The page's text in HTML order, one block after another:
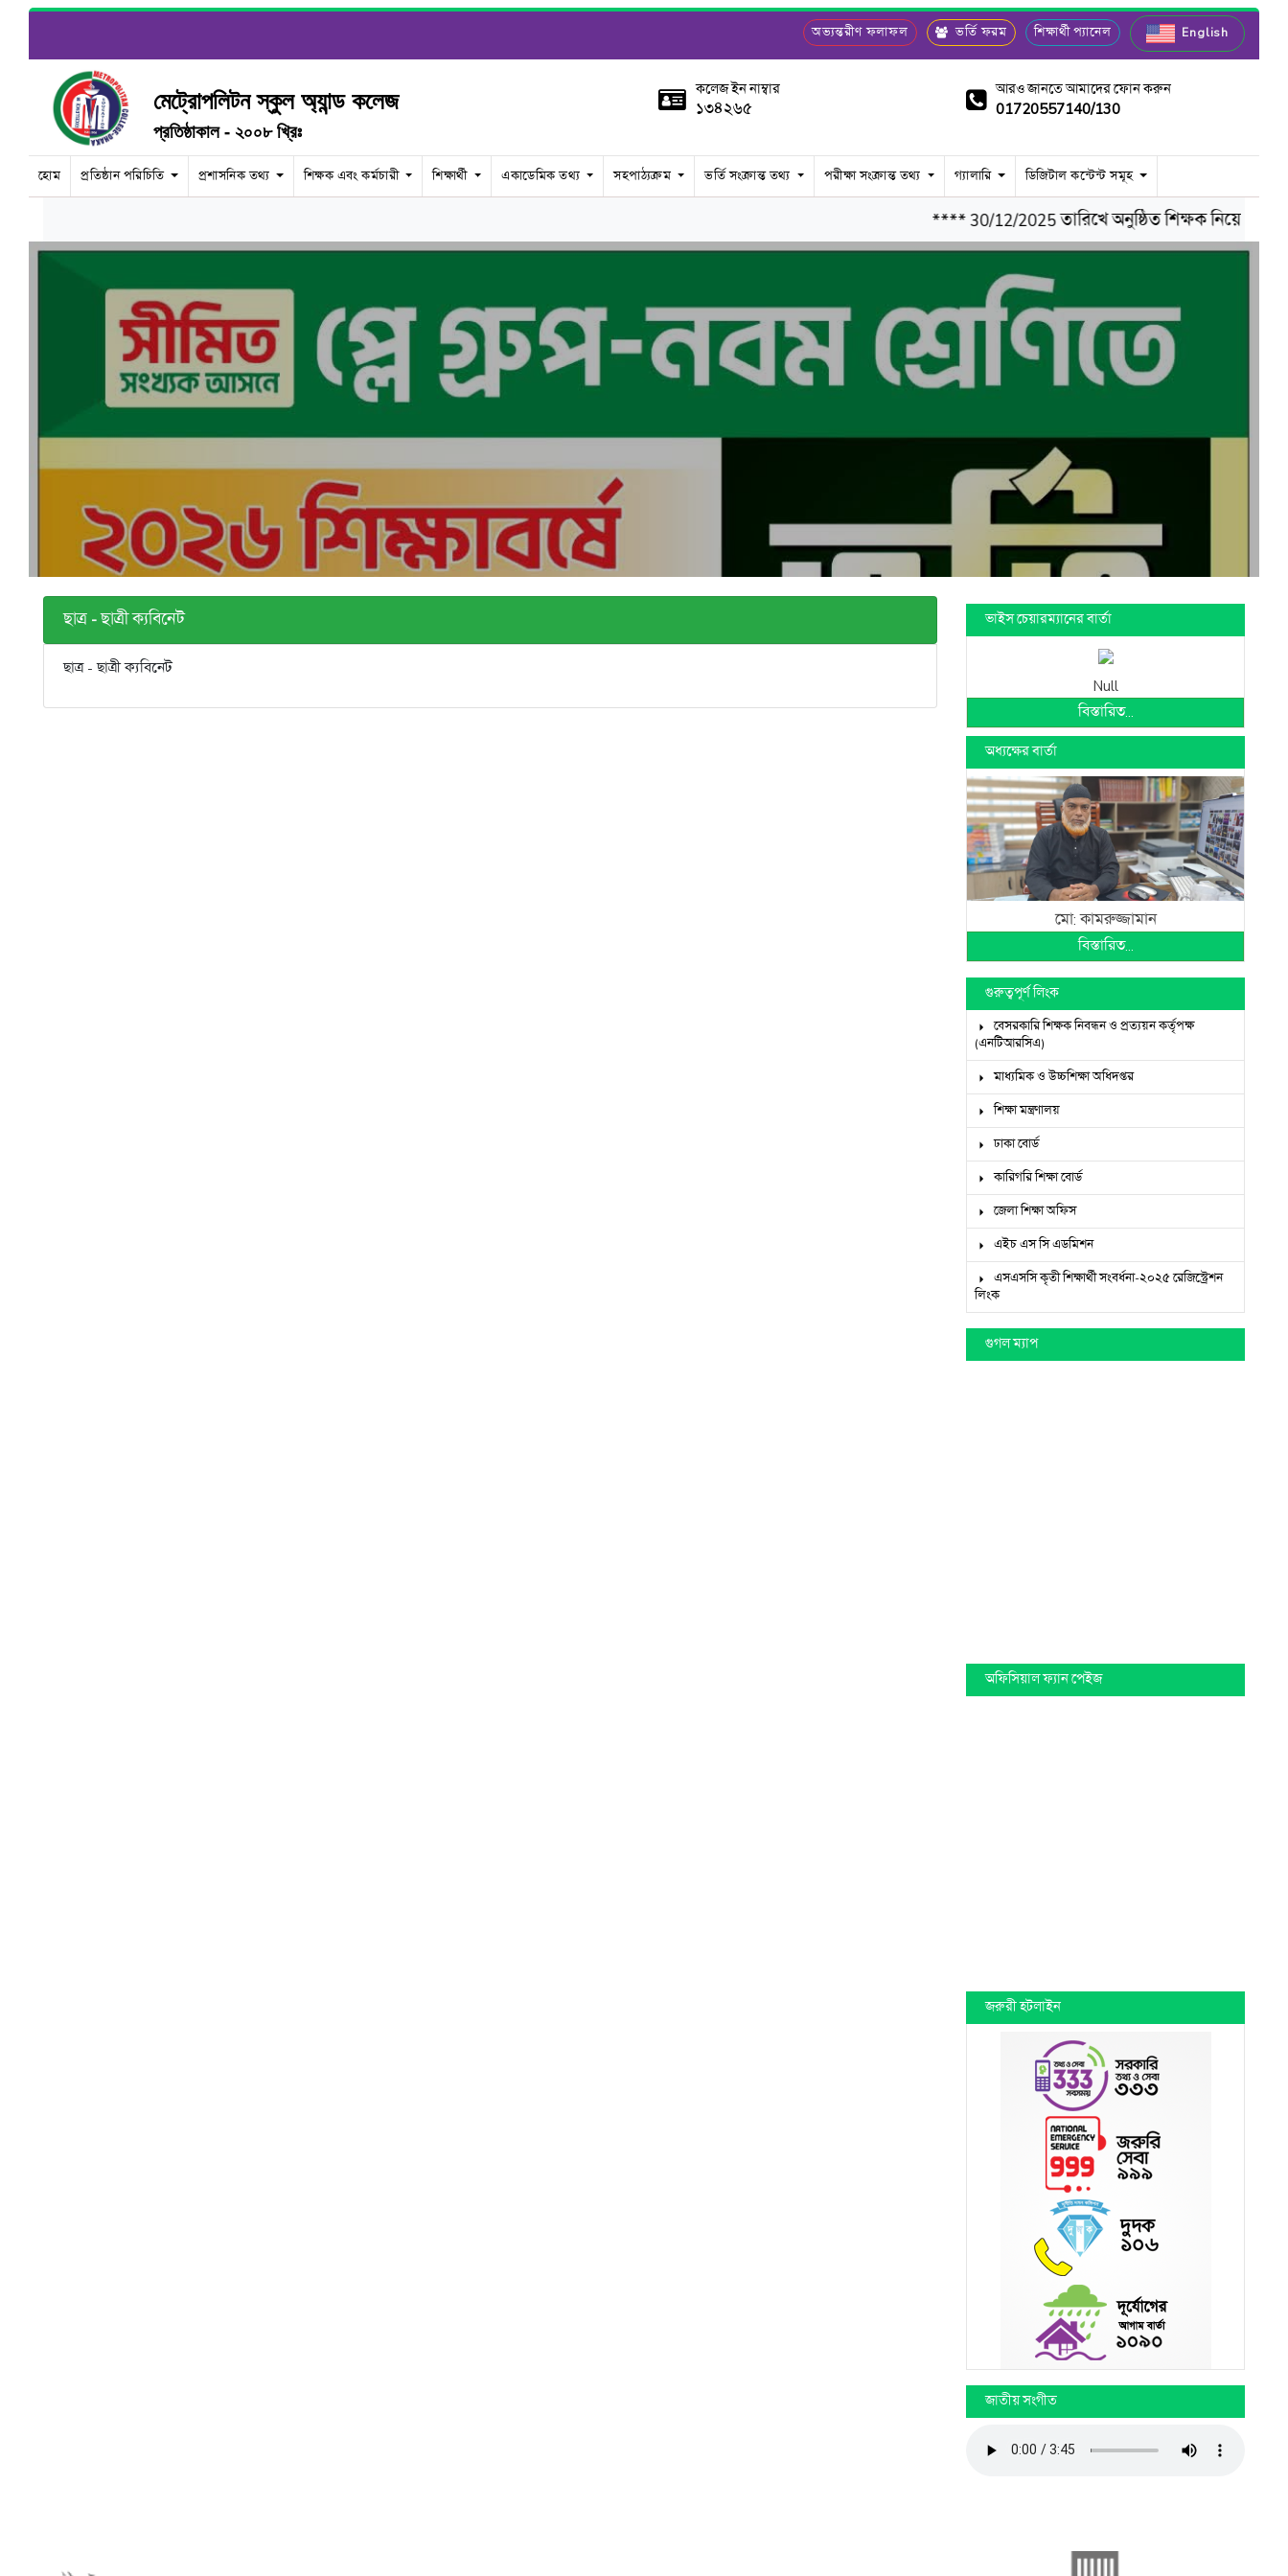
অভ্যন্তরীণ ফলাফল ভর্তি ফরম শিক্ষার্থী প্যানেল English
মেট্রোপলিটন স্কুল অ্যান্ড কলেজ
প্রতিষ্ঠাকাল - ২০০৮ খ্রিঃ
কলেজ ইন নাম্বার
১৩৪২৬৫
আরও জানতে আমাদের ফোন করুন
01720557140/130
হোম প্রতিষ্ঠান পরিচিতি প্রশাসনিক তথ্য শিক্ষক এবং কর্মচারী শিক্ষার্থী একাডেমিক তথ্য সহপাঠ্যক্রম ভর্তি সংক্রান্ত তথ্য পরীক্ষা সংক্রান্ত তথ্য গ্যালারি ডিজিটাল কন্টেন্ট সমূহ
**** 30/12/2025 তারিখে অনুষ্ঠিত শিক্ষক নিয়োগ পরীক্ষার
ছাত্র - ছাত্রী ক্যবিনেট
ছাত্র - ছাত্রী ক্যবিনেট
ভাইস চেয়ারম্যানের বার্তা
Null
বিস্তারিত...
অধ্যক্ষের বার্তা
মো: কামরুজ্জামান
বিস্তারিত...
গুরুত্বপূর্ণ লিংক
বেসরকারি শিক্ষক নিবন্ধন ও প্রত্যয়ন কর্তৃপক্ষ
(এনটিআরসিএ)
মাধ্যমিক ও উচ্চশিক্ষা অধিদপ্তর
শিক্ষা মন্ত্রণালয়
ঢাকা বোর্ড
কারিগরি শিক্ষা বোর্ড
জেলা শিক্ষা অফিস
এইচ এস সি এডমিশন
এসএসসি কৃতী শিক্ষার্থী সংবর্ধনা-২০২৫ রেজিস্ট্রেশন
লিংক
গুগল ম্যাপ
অফিসিয়াল ফ্যান পেইজ
জরুরী হটলাইন
জাতীয় সংগীত